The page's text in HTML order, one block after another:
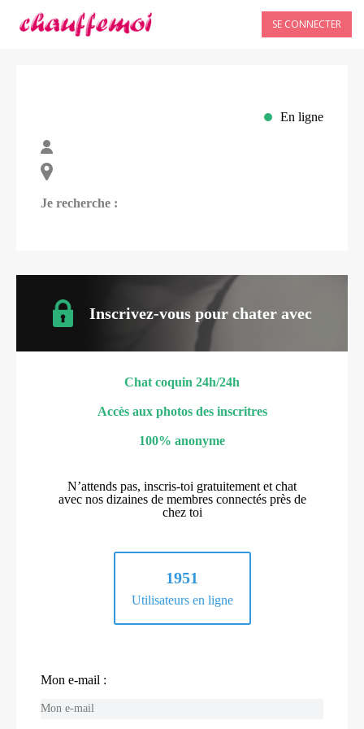
SE CONNECTER
En ligne
Je recherche :
Inscrivez-vous pour chater avec
Chat coquin 24h/24h
Accès aux photos des inscritres
100% anonyme
N’attends pas, inscris-toi gratuitement et chat
avec nos dizaines de membres connectés près de
chez toi
1951
Utilisateurs en ligne
Mon e-mail :